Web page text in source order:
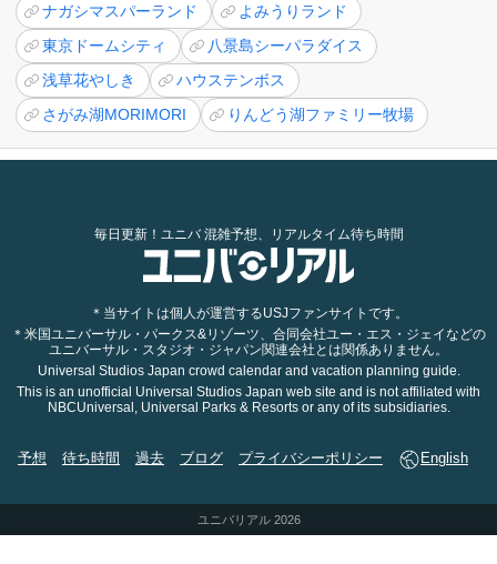
ナガシマスパーランド
よみうりランド
東京ドームシティ
八景島シーパラダイス
浅草花やしき
ハウステンボス
さがみ湖MORIMORI
りんどう湖ファミリー牧場
毎日更新！ユニバ 混雑予想、リアルタイム待ち時間
＊当サイトは個人が運営するUSJファンサイトです。
＊米国ユニバーサル・パークス&リゾーツ、合同会社ユー・エス・ジェイなどの
ユニバーサル・スタジオ・ジャパン関連会社とは関係ありません。
Universal Studios Japan crowd calendar and vacation planning guide.
This is an unofficial Universal Studios Japan web site and is not affiliated with
NBCUniversal, Universal Parks & Resorts or any of its subsidiaries.
予想 待ち時間 過去 ブログ プライバシーポリシー English
ユニバリアル 2026